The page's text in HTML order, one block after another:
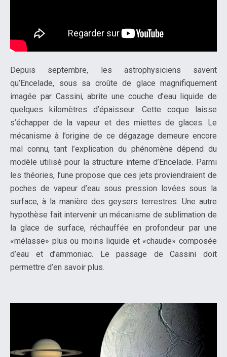
Depuis septembre, les astrophysiciens savent
qu’Encelade, sous sa croûte de glace magnifiquement
imagée par Cassini, abrite une couche d’eau liquide de
quelques kilomètres d’épaisseur. Cette coque laisse
s’échapper de la vapeur et des miettes de glaces. Le
mécanisme à l’origine de ce dégazage demeure encore
mal connu, tant l’explication du phénomène dépend du
modèle utilisé pour la structure interne d’Encelade. Parmi
les théories, l’une propose que ces jets proviendraient de
poches de vapeur d’eau sous pression lovées sous la
surface, à la manière des geysers terrestres. Une autre
hypothèse fait intervenir un mécanisme de sublimation de
la glace de surface, réchauffée en profondeur par une
«mélasse» plus ou moins liquide et «chaude» composée
d’eau et d’ammoniac. Le passage de Cassini doit
permettre d’en savoir plus.